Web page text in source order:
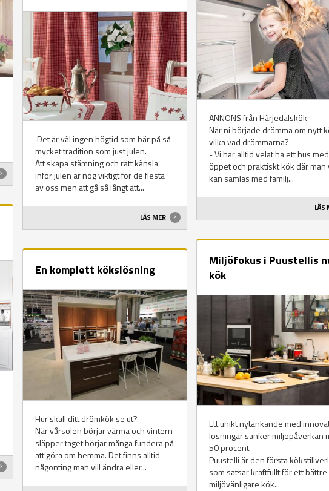
Det är väl ingen högtid som bär på så
mycket tradition som just julen.
Att skapa stämning och rätt känsla
inför julen är nog viktigt för de flesta
av oss men att gå så långt att...
LÄS MER
En komplett kökslösning
Hur skall ditt drömkök se ut?
När vårsolen börjar värma och vintern
släpper taget börjar många fundera på
att göra om hemma. Det finns alltid
någonting man vill ändra eller...
ANNONS från Härjedalskök
När ni började drömma om nytt
vilka vad drömmarna?
- Vi har alltid velat ha ett hus
öppet och praktiskt kök där man
kan samlas med familj...
LÄS
Miljöfokus i Puustellis
kök
Ett unikt nytänkande med
lösningar sänker miljöpåverkan
50 procent.
Puustelli är den första
som satsar kraftfullt för ett bättre
miljövänligare kök...